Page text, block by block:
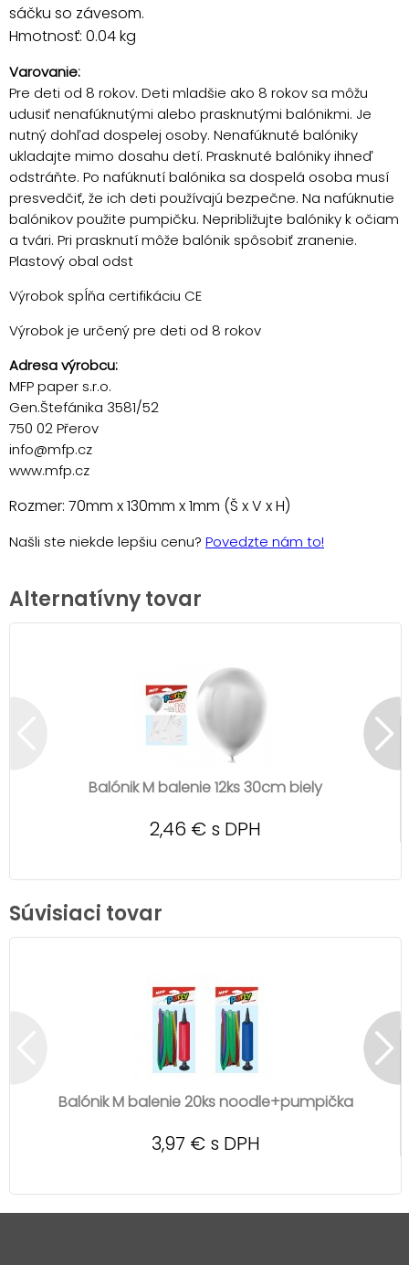
sáčku so závesom.
Hmotnosť: 0.04 kg
Varovanie:
Pre deti od 8 rokov. Deti mladšie ako 8 rokov sa môžu
udusiť nenafúknutými alebo prasknutými balónikmi. Je
nutný dohľad dospelej osoby. Nenafúknuté balóniky
ukladajte mimo dosahu detí. Prasknuté balóniky ihneď
odstráňte. Po nafúknutí balónika sa dospelá osoba musí
presvedčiť, že ich deti používajú bezpečne. Na nafúknutie
balónikov použite pumpičku. Nepribližujte balóniky k očiam
a tvári. Pri prasknutí môže balónik spôsobiť zranenie.
Plastový obal odst
Výrobok spĺňa certifikáciu CE
Výrobok je určený pre deti od 8 rokov
Adresa výrobcu:
MFP paper s.r.o.
Gen.Štefánika 3581/52
750 02 Přerov
info@mfp.cz
www.mfp.cz
Rozmer: 70mm x 130mm x 1mm (Š x V x H)
Našli ste niekde lepšiu cenu? Povedzte nám to!
Alternatívny tovar
Balónik M balenie 12ks 30cm biely
2,46 € s DPH
Súvisiaci tovar
Balónik M balenie 20ks noodle+pumpička
3,97 € s DPH